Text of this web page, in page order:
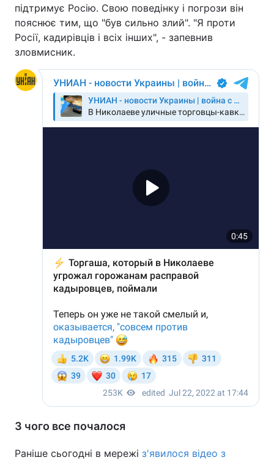
підтримує Росію. Свою поведінку і погрози він
пояснює тим, що "був сильно злий". "Я проти
Росії, кадирівців і всіх інших", - запевнив
зловмисник.
З чого все почалося
Раніше сьогодні в мережі з'явилося відео з